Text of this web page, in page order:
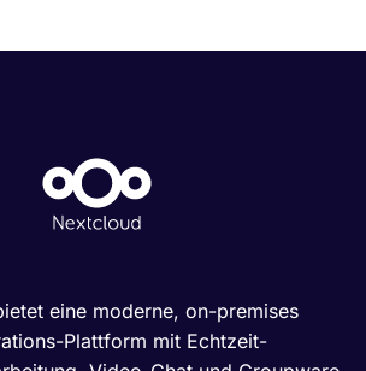
eine moderne, on-premises
Plattform mit Echtzeit-